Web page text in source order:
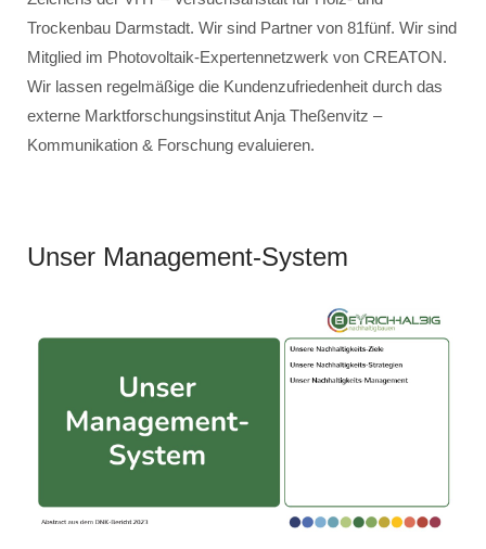
Trockenbau Darmstadt. Wir sind Partner von 81fünf. Wir sind
Mitglied im Photovoltaik-Expertennetzwerk von CREATON.
Wir lassen regelmäßige die Kundenzufriedenheit durch das
externe Marktforschungsinstitut Anja Theßenvitz –
Kommunikation & Forschung evaluieren.
Unser Management-System